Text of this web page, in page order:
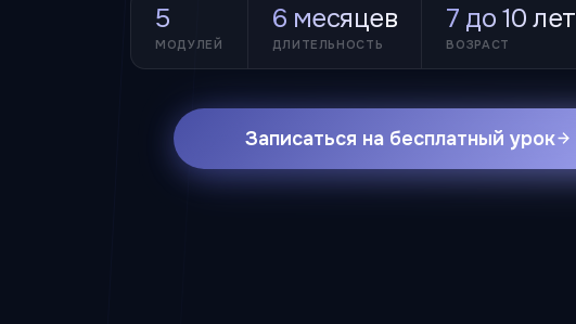
5
МОДУЛЕЙ
6 месяцев
ДЛИТЕЛЬНОСТЬ
7 до 10 лет
ВОЗРАСТ
Записаться на бесплатный урок